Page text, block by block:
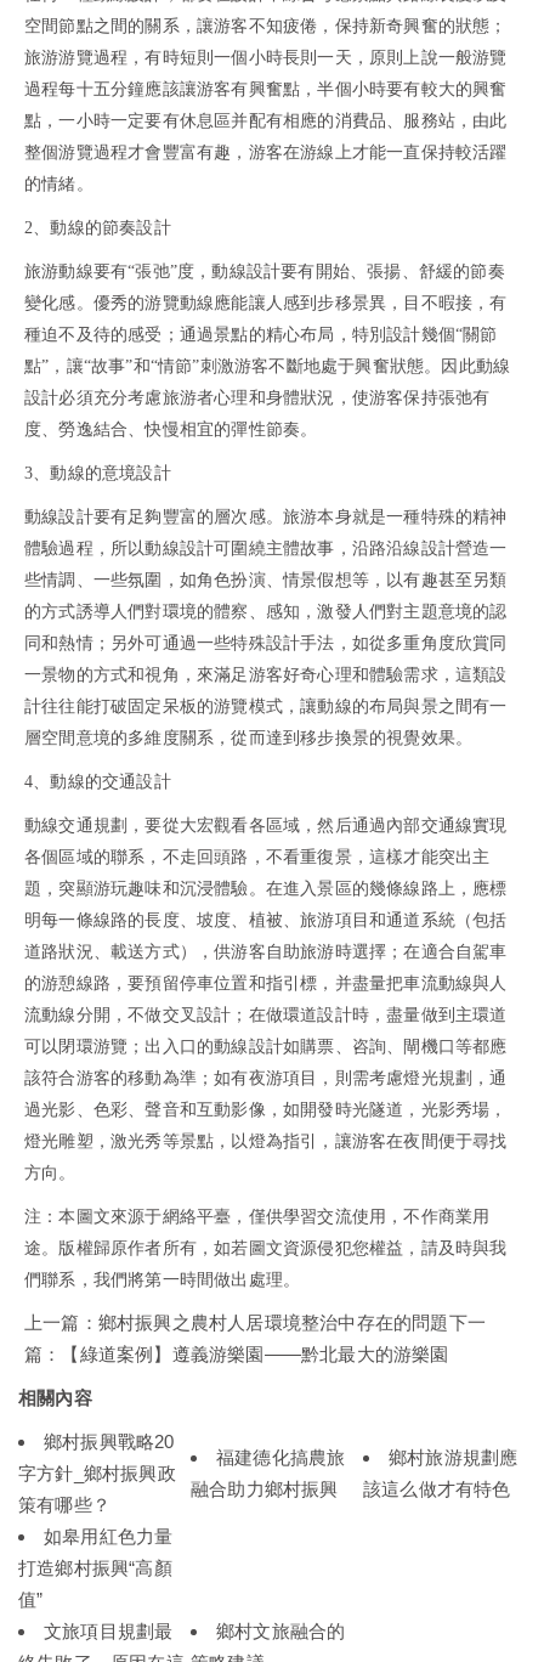
空間節點之間的關系，讓游客不知疲倦，保持新奇興奮的狀態；
旅游游覽過程，有時短則一個小時長則一天，原則上說一般游覽
過程每十五分鐘應該讓游客有興奮點，半個小時要有較大的興奮
點，一小時一定要有休息區并配有相應的消費品、服務站，由此
整個游覽過程才會豐富有趣，游客在游線上才能一直保持較活躍
的情緒。
2、動線的節奏設計
旅游動線要有“張弛”度，動線設計要有開始、張揚、舒緩的節奏
變化感。優秀的游覽動線應能讓人感到步移景異，目不暇接，有
種迫不及待的感受；通過景點的精心布局，特別設計幾個“關節
點”，讓“故事”和“情節”刺激游客不斷地處于興奮狀態。因此動線
設計必須充分考慮旅游者心理和身體狀況，使游客保持張弛有
度、勞逸結合、快慢相宜的彈性節奏。
3、動線的意境設計
動線設計要有足夠豐富的層次感。旅游本身就是一種特殊的精神
體驗過程，所以動線設計可圍繞主體故事，沿路沿線設計營造一
些情調、一些氛圍，如角色扮演、情景假想等，以有趣甚至另類
的方式誘導人們對環境的體察、感知，激發人們對主題意境的認
同和熱情；另外可通過一些特殊設計手法，如從多重角度欣賞同
一景物的方式和視角，來滿足游客好奇心理和體驗需求，這類設
計往往能打破固定呆板的游覽模式，讓動線的布局與景之間有一
層空間意境的多維度關系，從而達到移步換景的視覺效果。
4、動線的交通設計
動線交通規劃，要從大宏觀看各區域，然后通過內部交通線實現
各個區域的聯系，不走回頭路，不看重復景，這樣才能突出主
題，突顯游玩趣味和沉浸體驗。在進入景區的幾條線路上，應標
明每一條線路的長度、坡度、植被、旅游項目和通道系統（包括
道路狀況、載送方式），供游客自助旅游時選擇；在適合自駕車
的游憩線路，要預留停車位置和指引標，并盡量把車流動線與人
流動線分開，不做交叉設計；在做環道設計時，盡量做到主環道
可以閉環游覽；出入口的動線設計如購票、咨詢、閘機口等都應
該符合游客的移動為準；如有夜游項目，則需考慮燈光規劃，通
過光影、色彩、聲音和互動影像，如開發時光隧道，光影秀場，
燈光雕塑，激光秀等景點，以燈為指引，讓游客在夜間便于尋找
方向。
注：本圖文來源于網絡平臺，僅供學習交流使用，不作商業用
途。版權歸原作者所有，如若圖文資源侵犯您權益，請及時與我
們聯系，我們將第一時間做出處理。
上一篇： 鄉村振興之農村人居環境整治中存在的問題下一
篇：
【綠道案例】遵義游樂園——黔北最大的游樂園
相關內容
鄉村振興戰略20
字方針_鄉村振興政
策有哪些？
福建德化搞農旅
融合助力鄉村振興
鄉村旅游規劃應
該這么做才有特色
如皋用紅色力量
打造鄉村振興“高顏
值”
文旅項目規劃最
鄉村文旅融合的